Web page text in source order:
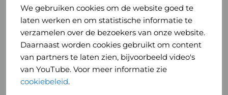
We gebruiken cookies om de website goed te
laten werken en om statistische informatie te
verzamelen over de bezoekers van onze website.
Daarnaast worden cookies gebruikt om content
van partners te laten zien, bijvoorbeeld video's
van YouTube. Voor meer informatie zie
cookiebeleid.
of
GGD
GHOR
Nederland
of
GGD
GHOR
Nederland
GGD Reizen op social media
GGD Reizen